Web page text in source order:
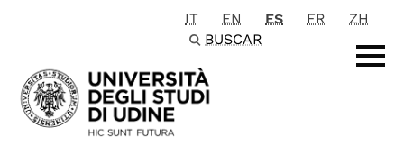
Passa al contenuto principale
IT EN ES FR
ZH
BUSCAR